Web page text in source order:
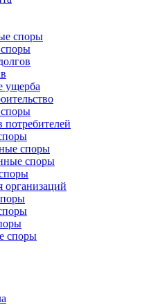
споры
ущерба
потребителей
споры
споры
организаций
споры